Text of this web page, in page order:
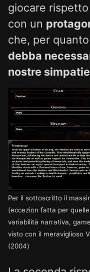
giocare
con un
che, per
debba
nostre simpatie
Per il sottoscritto il
(eccezion fatta per
variabilità narrativa,
visto con il meraviglioso
(2004)